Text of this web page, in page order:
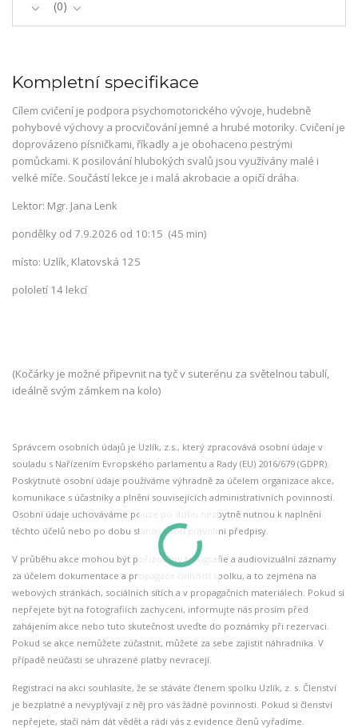
0
Kompletní specifikace
Cílem cvičení je podpora psychomotorického vývoje, hudebně
pohybové výchovy a procvičování jemné a hrubé motoriky. Cvičení je
doprovázeno písničkami, říkadly a je obohaceno pestrými
pomůckami. K posilování hlubokých svalů jsou využívány malé i
velké míče. Součástí lekce je i malá akrobacie a opičí dráha.
Lektor: Mgr. Jana Lenk
pondělky od 7.9.2026 od 10:15 (45 min)
místo: Uzlík, Klatovská 125
pololetí 14 lekcí
(Kočárky je možné připevnit na tyč v suterénu za světelnou tabulí,
ideálně svým zámkem na kolo)
Správcem osobních údajů je Uzlík, z.s., který zpracovává osobní údaje v
souladu s Nařízením Evropského parlamentu a Rady (EU) 2016/679 (GDPR).
Poskytnuté osobní údaje používáme výhradně za účelem organizace akce,
komunikace s účastníky a plnění souvisejících administrativních povinností.
Osobní údaje uchováváme pouze po dobu nezbytně nutnou k naplnění
těchto účelů nebo po dobu stanovenou právními předpisy.
V průběhu akce mohou být pořizovány fotografie a audiovizuální záznamy
za účelem dokumentace a propagace činnosti spolku, a to zejména na
webových stránkách, sociálních sítích a v propagačních materiálech. Pokud si
nepřejete být na fotografiích zachyceni, informujte nás prosím před
zahájením akce nebo tuto skutečnost uveďte do poznámky při rezervaci.
Pokud se akce nemůžete zúčastnit, můžete za sebe zajistit náhradníka. V
případě neúčasti se uhrazené platby nevracejí.
Registrací na akci souhlasíte, že se stáváte členem spolku Uzlík, z. s. Členství
je bezplatné a nevyplývají z něj pro vás žádné povinnosti. Pokud si členství
nepřejete, stačí nám dát vědět a rádi vás z evidence členů vyřadíme.